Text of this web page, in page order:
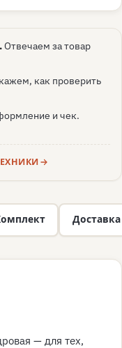
Отвечаем за товар
как проверить
и чек.
— для тех,